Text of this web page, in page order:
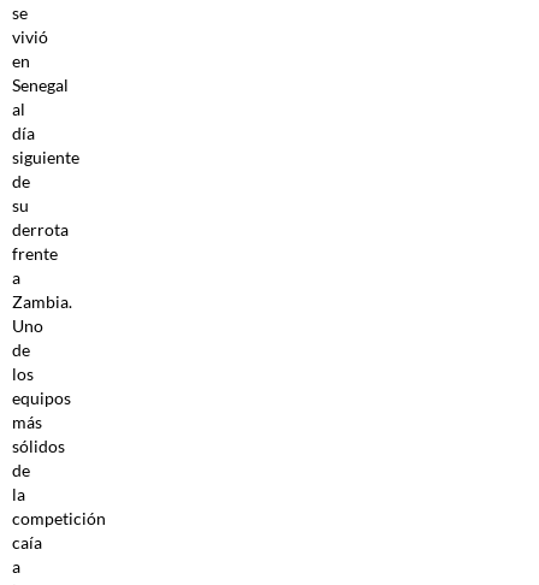
se
vivió
en
Senegal
al
día
siguiente
de
su
derrota
frente
a
Zambia.
Uno
de
los
equipos
más
sólidos
de
la
competición
caía
a